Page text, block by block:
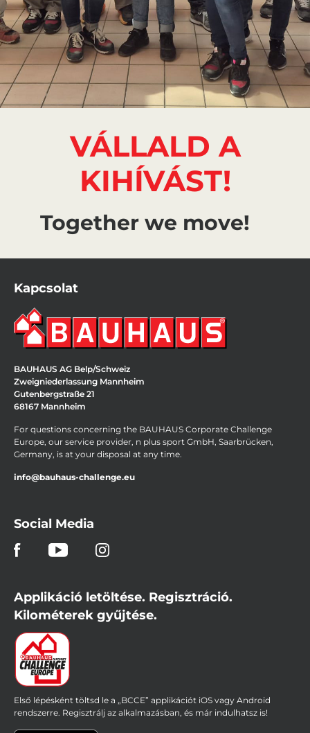
VÁLLALD A
KIHÍVÁST!
Together we move!
Kapcsolat
BAUHAUS AG Belp/Schweiz
Zweigniederlassung Mannheim
Gutenbergstraße 21
68167 Mannheim
For questions concerning the BAUHAUS Corporate Challenge
Europe, our service provider, n plus sport GmbH, Saarbrücken,
Germany, is at your disposal at any time.
info@bauhaus-challenge.eu
Social Media
Applikáció letöltése. Regisztráció.
Kilométerek gyűjtése.
Első lépésként töltsd le a „BCCE” applikációt iOS vagy Android
rendszerre. Regisztrálj az alkalmazásban, és már indulhatsz is!